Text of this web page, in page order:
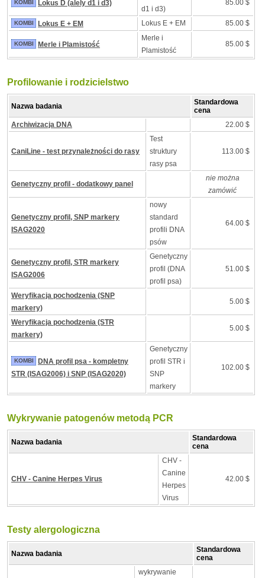
KOMBI Lokus D (alely d1 i d3)
d1 i d3)
85.00 $
KOMBI Lokus E + EM Lokus E + EM 85.00 $
KOMBI Merle i Plamistość
Merle i
Plamistość
85.00 $
Profilowanie i rodzicielstwo
Nazwa badania
Standardowa
cena
Archiwizacja DNA
22.00 $
CaniLine - test przynależności do rasy
Test
struktury
rasy psa
113.00 $
Genetyczny profil - dodatkowy panel
nie można
zamówić
Genetyczny profil, SNP markery
ISAG2020
nowy
standard
profili DNA
psów
64.00 $
Genetyczny profil, STR markery
ISAG2006
Genetyczny
profil (DNA
profil psa)
51.00 $
Weryfikacja pochodzenia (SNP
markery)
5.00 $
Weryfikacja pochodzenia (STR
markery)
5.00 $
KOMBI
DNA profil psa - kompletny
STR (ISAG2006) i SNP (ISAG2020)
Genetyczny
profil STR i
SNP
markery
102.00 $
Wykrywanie patogenów metodą PCR
Nazwa badania
Standardowa
cena
CHV - Canine Herpes Virus
CHV -
Canine
Herpes
Virus
42.00 $
Testy alergologiczna
Nazwa badania
Standardowa
cena
wykrywanie